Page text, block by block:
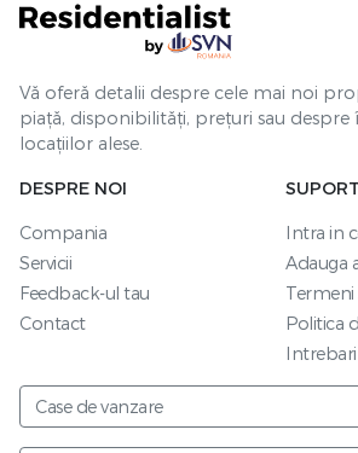
Vă oferă detalii despre cele mai noi
piață, disponibilități, prețuri sau
locațiilor alese.
DESPRE NOI
Compania
Servicii
Feedback-ul tau
Contact
Intra in
Adauga
Termeni
Politica
Case de vanzare